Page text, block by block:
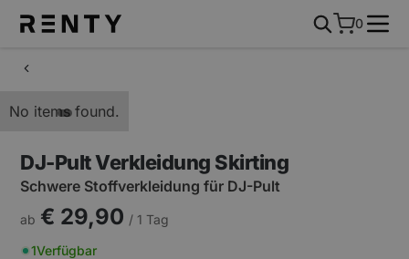
0
No items found.
DJ-Pult Verkleidung Skirting
Schwere Stoffverkleidung für DJ-Pult
ab € 29,90 / 1 Tag
1Verfügbar